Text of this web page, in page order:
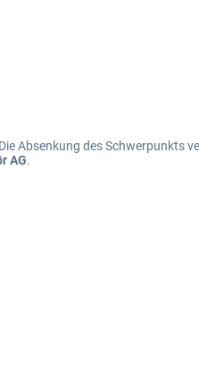
Absenkung des Schwerpunkts
AG.